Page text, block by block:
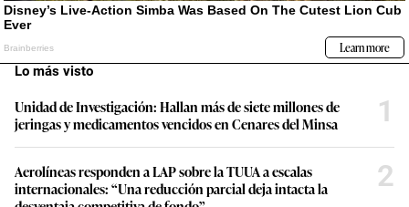
Lo más visto
Unidad de Investigación: Hallan más de siete millones de
jeringas y medicamentos vencidos en Cenares del Minsa
1
Aerolíneas responden a LAP sobre la TUUA a escalas
internacionales: “Una reducción parcial deja intacta la
2